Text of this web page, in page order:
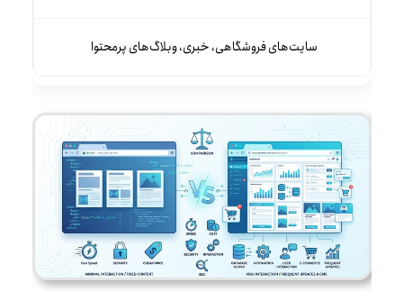
سایت‌های فروشگاهی، خبری، وبلاگ‌های پرمحتوا